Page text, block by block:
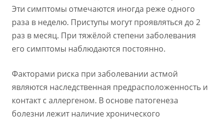
Эти симптомы отмечаются иногда реже одного
раза в неделю. Приступы могут проявляться до 2
раз в месяц. При тяжёлой степени заболевания
его симптомы наблюдаются постоянно.
Факторами риска при заболевании астмой
являются наследственная предрасположенность и
контакт с аллергеном. В основе патогенеза
болезни лежит наличие хронического